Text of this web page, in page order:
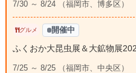
7/30 ～ 8/24 （福岡市、博多区）
グルメ 開催中
ふくおか大昆虫展＆大鉱物展
7/25 ～ 8/25 （福岡市、中央区）